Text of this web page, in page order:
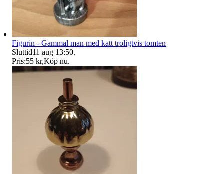
Figurin - Gammal man med katt troligtvis tomten
Sluttid11 aug 13:50.
Pris:55 kr,Köp nu.